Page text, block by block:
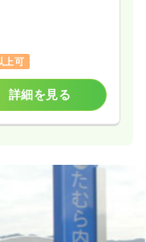
上可
詳細を見る